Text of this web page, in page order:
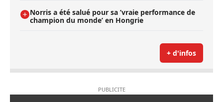
Norris a été salué pour sa ’vraie performance de
champion du monde’ en Hongrie
+ d'infos